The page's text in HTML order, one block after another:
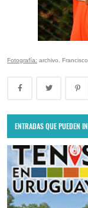
Fotografía: archivo.
ENTRADAS QUE PUEDEN